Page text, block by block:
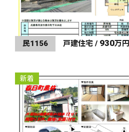
民1156 戸建住宅 / 930万円
新着